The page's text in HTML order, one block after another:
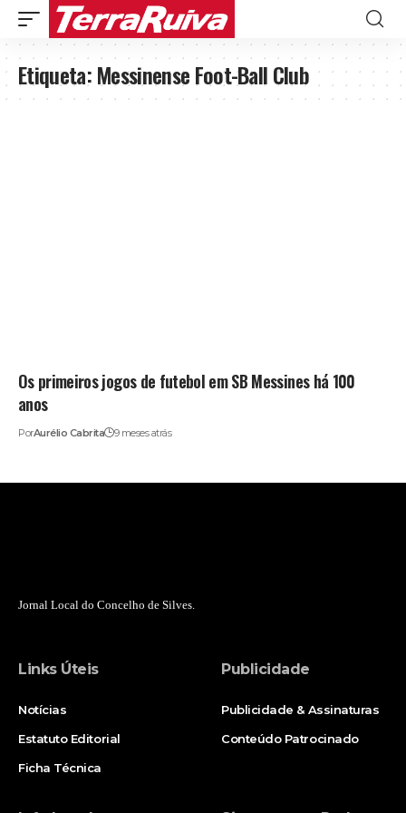
Etiqueta:Messinense Foot-Ball Club
Os primeiros jogos de futebol em SB Messines há 100
anos
PorAurélio Cabrita 9 meses atrás
Jornal Local do Concelho de Silves.
Links Úteis
Notícias
Estatuto Editorial
Ficha Técnica
Publicidade
Publicidade & Assinaturas
Conteúdo Patrocinado